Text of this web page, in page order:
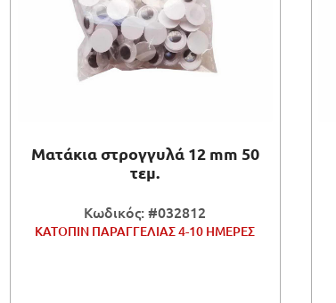
Ματάκια στρογγυλά 12 mm 50
τεμ.
Κωδικός: #032812
ΚΑΤΟΠΙΝ ΠΑΡΑΓΓΕΛΙΑΣ 4-10 ΗΜΕΡΕΣ